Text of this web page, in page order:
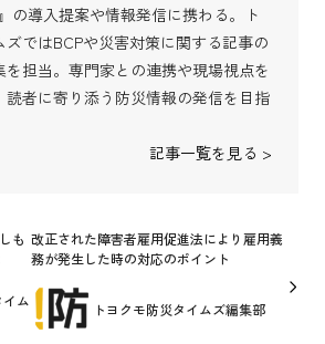
の導入提案や情報発信に携わる。ト
ズではBCPや災害対策に関する記事の
担当。専門家との連携や現場視点を
読者に寄り添う防災情報の発信を目指
記事一覧を見る >
も
ム
改正された障害者雇用促進法により雇用義
務が発生した時の対応のポイント
トヨクモ防災タイムズ編集部